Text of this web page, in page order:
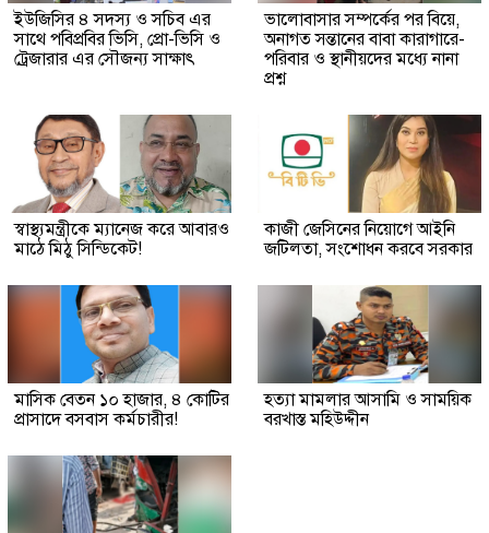
ইউজিসির ৪ সদস্য ও সচিব এর
সাথে পবিপ্রবির ভিসি, প্রো-ভিসি ও
ট্রেজারার এর সৌজন্য সাক্ষাৎ
ভালোবাসার সম্পর্কের পর বিয়ে,
অনাগত সন্তানের বাবা কারাগারে-
পরিবার ও স্থানীয়দের মধ্যে নানা
প্রশ্ন
স্বাস্থ্যমন্ত্রীকে ম্যানেজ করে আবারও
মাঠে মিঠু সিন্ডিকেট!
কাজী জেসিনের নিয়োগে আইনি
জটিলতা, সংশোধন করবে সরকার
মাসিক বেতন ১০ হাজার, ৪ কোটির
প্রাসাদে বসবাস কর্মচারীর!
হত্যা মামলার আসামি ও সাময়িক
বরখাস্ত মহিউদ্দীন